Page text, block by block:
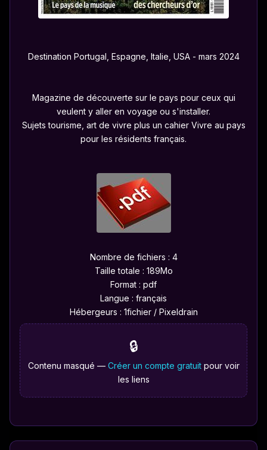
Destination Portugal, Espagne, Italie, USA - mars 2024
Magazine de découverte sur le pays pour ceux qui
veulent y aller en voyage ou s'installer.
Sujets tourisme, art de vivre plus un cahier Vivre au pays
pour les résidents français.
Nombre de fichiers : 4
Taille totale : 189Mo
Format : pdf
Langue : français
Hébergeurs : 1fichier / Pixeldrain
🔒
Contenu masqué — Créer un compte gratuitpour voir
les liens